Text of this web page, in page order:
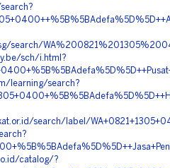
search/
sch/i.html?
learning/search?
search/label/
catalog/?